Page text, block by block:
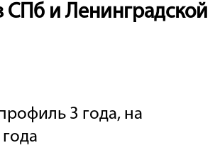
СПб и Ленинградской
3 года, на